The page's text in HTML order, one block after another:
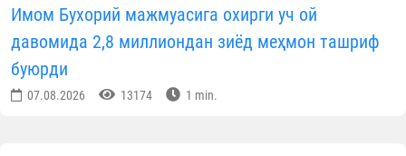
Имом Бухорий мажмуасига охирги уч ой
давомида 2,8 миллиондан зиёд меҳмон ташриф
буюрди
07.08.2026 13174 1 min.